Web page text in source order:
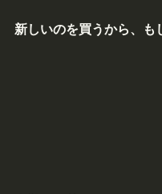
新しいのを買うから、も